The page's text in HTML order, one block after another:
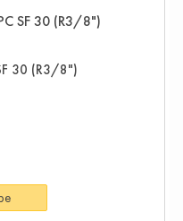
30 (R3/8")